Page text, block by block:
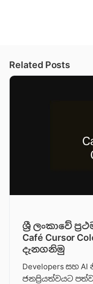
Related Posts
ශ්‍රී ලංකාවේ
Café Cursor
දැනගනිමු
Developers සහ
ජනප්‍රියත්වයට පත්ව